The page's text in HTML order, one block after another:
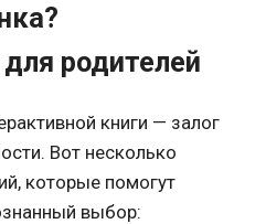
родителей
книги — залог
Вот несколько
которые помогут
выбор: